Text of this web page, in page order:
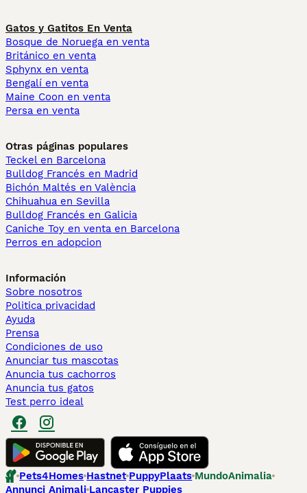
Gatos y Gatitos En Venta
Bosque de Noruega en venta
Británico en venta
Sphynx en venta
Bengalí en venta
Maine Coon en venta
Persa en venta
Otras páginas populares
Teckel en Barcelona
Bulldog Francés en Madrid
Bichón Maltés en València
Chihuahua en Sevilla
Bulldog Francés en Galicia
Caniche Toy en venta en Barcelona
Perros en adopcion
Información
Sobre nosotros
Politica privacidad
Ayuda
Prensa
Condiciones de uso
Anunciar tus mascotas
Anuncia tus cachorros
Anuncia tus gatos
Test perro ideal
Pets4Homes Hastnet PuppyPlaats MundoAnimalia
Annunci Animali Lancaster Puppies